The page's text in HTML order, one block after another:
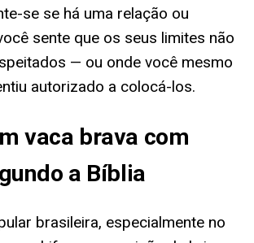
se se há uma relação ou
sente que os seus limites não
— ou onde você mesmo
autorizado a colocá-los.
vaca brava com
a Bíblia
brasileira, especialmente no